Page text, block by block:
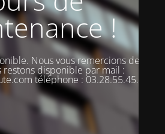
!
Nous vous remercions de votre
restons disponible par mail :
téléphone : 03.28.55.45.00